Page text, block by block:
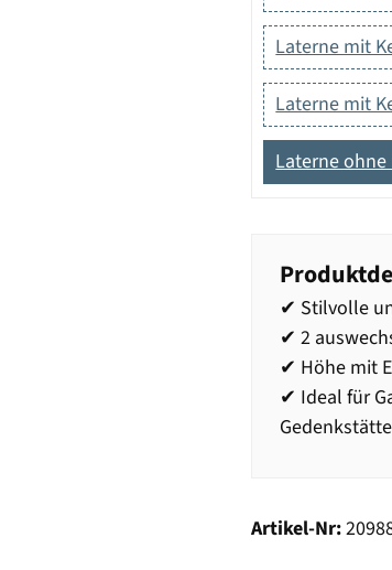
Laterne mit
Laterne mit
Laterne ohne
✔ Stilvolle
✔ 2
✔ Höhe mit
✔ Ideal für
Gedenkstätte
Artikel-Nr: